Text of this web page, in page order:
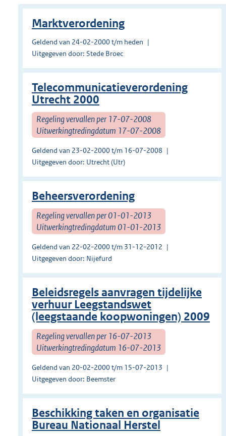
Marktverordening
Geldend van 24-02-2000 t/m heden
Uitgegeven door: Stede Broec
Telecommunicatieverordening
Utrecht 2000
Regeling vervallen per 17-07-2008
Uitwerkingtredingdatum 17-07-2008
Geldend van 23-02-2000 t/m 16-07-2008
Uitgegeven door: Utrecht (Utr)
Beheersverordening
Regeling vervallen per 01-01-2013
Uitwerkingtredingdatum 01-01-2013
Geldend van 22-02-2000 t/m 31-12-2012
Uitgegeven door: Nijefurd
Beleidsregels aanvragen tijdelijke
verhuur Leegstandswet
(leegstaande koopwoningen) 2009
Regeling vervallen per 16-07-2013
Uitwerkingtredingdatum 16-07-2013
Geldend van 20-02-2000 t/m 15-07-2013
Uitgegeven door: Beemster
Beschikking taken en organisatie
Bureau Nationaal Herstel